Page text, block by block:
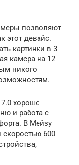
позволяют
этот девайс.
картинки в 3
камера на 12
никого
хорошо
и работа с
В Мейзу
скоростью 600